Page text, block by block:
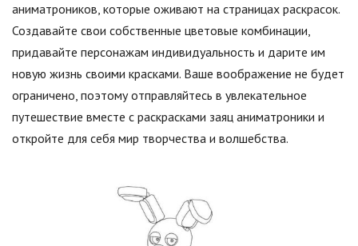
аниматроников, которые оживают на страницах раскрасок.
Создавайте свои собственные цветовые комбинации,
придавайте персонажам индивидуальность и дарите им
новую жизнь своими красками. Ваше воображение не будет
ограничено, поэтому отправляйтесь в увлекательное
путешествие вместе с раскрасками заяц аниматроники и
откройте для себя мир творчества и волшебства.